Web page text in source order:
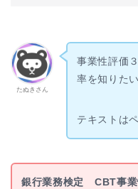
たぬきさん
事業性評価
率を知りたい
テキストは
銀行業務検定 CBT事業